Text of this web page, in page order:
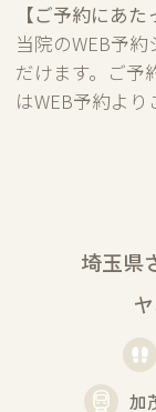
【ご予約にあた
当院のWEB予
だけます。ご予
はWEB予約より
埼玉県
加